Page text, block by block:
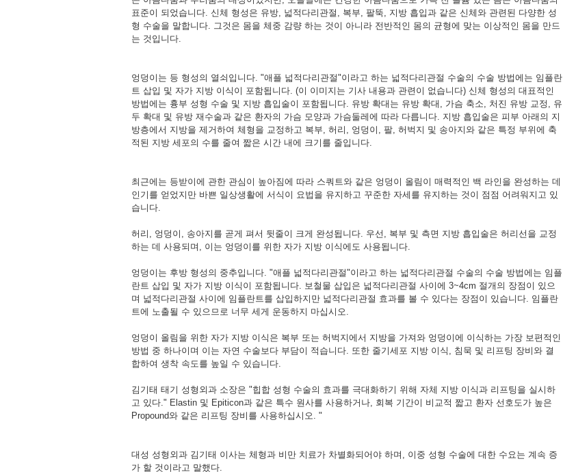
표준이 되었습니다. 신체 형성은 유방, 넓적다리관절, 복부, 팔뚝, 지방 흡입과 같은 신체와 관련된 다양한 성
형 수술을 말합니다. 그것은 몸을 체중 감량 하는 것이 아니라 전반적인 몸의 균형에 맞는 이상적인 몸을 만드
는 것입니다.
엉덩이는 등 형성의 열쇠입니다. "애플 넓적다리관절"이라고 하는 넓적다리관절 수술의 수술 방법에는 임플란
트 삽입 및 자가 지방 이식이 포함됩니다. (이 이미지는 기사 내용과 관련이 없습니다) 신체 형성의 대표적인
방법에는 흉부 성형 수술 및 지방 흡입술이 포함됩니다. 유방 확대는 유방 확대, 가슴 축소, 처진 유방 교정, 유
두 확대 및 유방 재수술과 같은 환자의 가슴 모양과 가슴둘레에 따라 다릅니다. 지방 흡입술은 피부 아래의 지
방층에서 지방을 제거하여 체형을 교정하고 복부, 허리, 엉덩이, 팔, 허벅지 및 송아지와 같은 특정 부위에 축
적된 지방 세포의 수를 줄여 짧은 시간 내에 크기를 줄입니다.
최근에는 등받이에 관한 관심이 높아짐에 따라 스쿼트와 같은 엉덩이 올림이 매력적인 백 라인을 완성하는 데
인기를 얻었지만 바쁜 일상생활에 서식이 요법을 유지하고 꾸준한 자세를 유지하는 것이 점점 어려워지고 있
습니다.
허리, 엉덩이, 송아지를 곧게 펴서 뒷줄이 크게 완성됩니다. 우선, 복부 및 측면 지방 흡입술은 허리선을 교정
하는 데 사용되며, 이는 엉덩이를 위한 자가 지방 이식에도 사용됩니다.
엉덩이는 후방 형성의 중추입니다. "애플 넓적다리관절"이라고 하는 넓적다리관절 수술의 수술 방법에는 임플
란트 삽입 및 자가 지방 이식이 포함됩니다. 보철물 삽입은 넓적다리관절 사이에 3~4cm 절개의 장점이 있으
며 넓적다리관절 사이에 임플란트를 삽입하지만 넓적다리관절 효과를 볼 수 있다는 장점이 있습니다. 임플란
트에 노출될 수 있으므로 너무 세게 운동하지 마십시오.
엉덩이 올림을 위한 자가 지방 이식은 복부 또는 허벅지에서 지방을 가져와 엉덩이에 이식하는 가장 보편적인
방법 중 하나이며 이는 자연 수술보다 부담이 적습니다. 또한 줄기세포 지방 이식, 침묵 및 리프팅 장비와 결
합하여 생착 속도를 높일 수 있습니다.
김기태 태기 성형외과 소장은 "힙합 성형 수술의 효과를 극대화하기 위해 자체 지방 이식과 리프팅을 실시하
고 있다." Elastin 및 Epiticon과 같은 특수 원사를 사용하거나, 회복 기간이 비교적 짧고 환자 선호도가 높은
Propound와 같은 리프팅 장비를 사용하십시오. "
대성 성형외과 김기태 이사는 체형과 비만 치료가 차별화되어야 하며, 이중 성형 수술에 대한 수요는 계속 증
가 할 것이라고 말했다.